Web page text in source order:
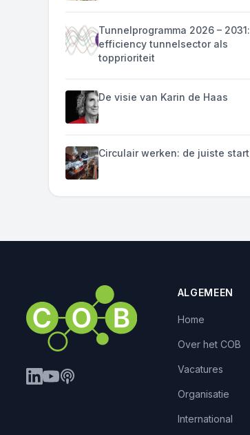
Tunnelprogramma 2026 – 2031:
efficiency tunnelsector als
topprioriteit
De visie van Karin de Haas
Circulair werken: de juiste start
ALGEMEEN
Home
Over het COB
Vacatures
Organisatie
International